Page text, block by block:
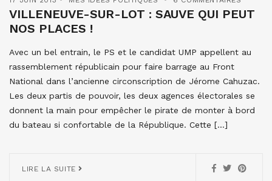
VILLENEUVE-SUR-LOT : SAUVE QUI PEUT
NOS PLACES !
Avec un bel entrain, le PS et le candidat UMP appellent au
rassemblement républicain pour faire barrage au Front
National dans l’ancienne circonscription de Jérome Cahuzac.
Les deux partis de pouvoir, les deux agences électorales se
donnent la main pour empêcher le pirate de monter à bord
du bateau si confortable de la République. Cette […]
LIRE LA SUITE